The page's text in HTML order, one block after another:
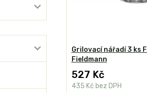
Grilovací nářadí 3 ks
Fieldmann
527 Kč
435 Kč bez DPH